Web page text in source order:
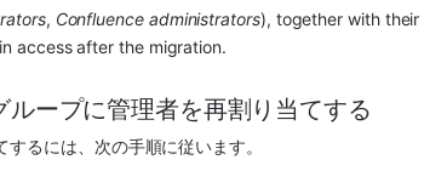
, Confluence administrators), together with their
access after the migration.
ープに管理者を再割り当てする
るには、次の手順に従います。